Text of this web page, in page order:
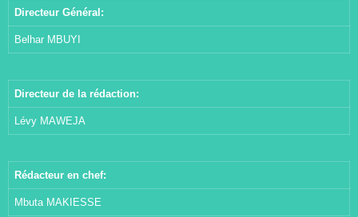
Directeur Général:
Belhar MBUYI
Directeur de la rédaction:
Lévy MAWEJA
Rédacteur en chef:
Mbuta MAKIESSE